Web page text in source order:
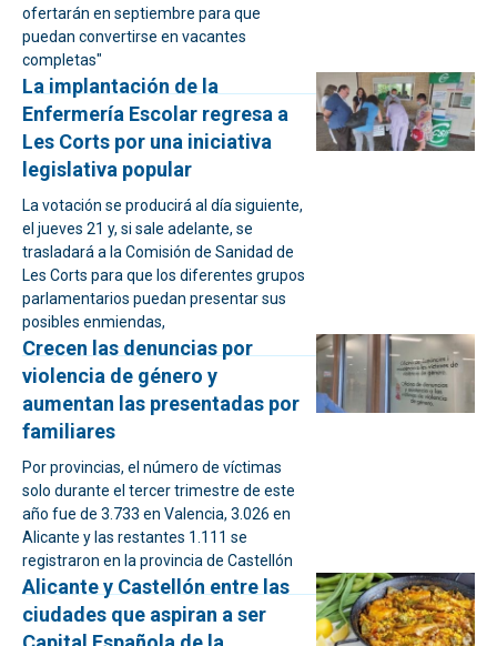
ofertarán en septiembre para que
puedan convertirse en vacantes
completas"
La implantación de la
Enfermería Escolar regresa a
Les Corts por una iniciativa
legislativa popular
La votación se producirá al día siguiente,
el jueves 21 y, si sale adelante, se
trasladará a la Comisión de Sanidad de
Les Corts para que los diferentes grupos
parlamentarios puedan presentar sus
posibles enmiendas,
Crecen las denuncias por
violencia de género y
aumentan las presentadas por
familiares
Por provincias, el número de víctimas
solo durante el tercer trimestre de este
año fue de 3.733 en Valencia, 3.026 en
Alicante y las restantes 1.111 se
registraron en la provincia de Castellón
Alicante y Castellón entre las
ciudades que aspiran a ser